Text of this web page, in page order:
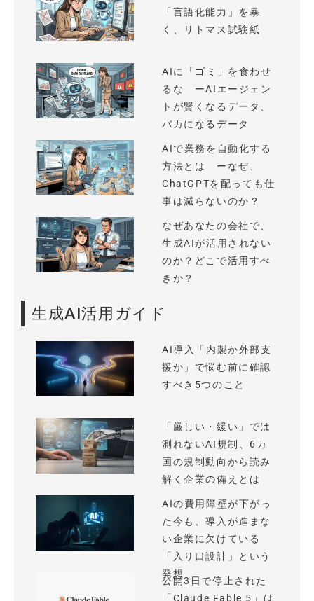
「言語化能力」を暴
く、リトマス試験紙
AIに「ゴミ」を食わせ
るな ーAIエージェン
トが賢くなるデータ、
バカになるデータ
AIで業務を自動化する
方法とは ーなぜ、
ChatGPTを配っても仕
事は減らないのか？
なぜあなたの会社で、
生成AIが活用されない
のか？どこで活用すべ
きか？
生成AI活用ガイド
AI導入「内製か外部支
援か」で悩む前に確認
すべき5つのこと
「厳しい・緩い」では
測れないAI規制、6カ
国の規制動向から読み
解く企業の備えとは
AIの費用障壁が下がっ
た今も、導入が進まな
い企業に欠けている
「入り口設計」という
発想
公開3日で停止された